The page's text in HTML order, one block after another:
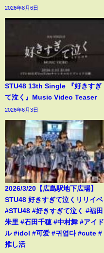
2026年8月6日
STU48 13th Single 『好きすぎ
て泣く』Music Video Teaser
2026年6月3日
2026/3/20【広島駅地下広場】
STU48 好きすぎて泣くリリイベ
#STU48 #好きすぎて泣く #福田
朱里 #石田千穂 #中村舞 #アイド
ル #idol #可爱 #귀엽다 #cute #
推し活